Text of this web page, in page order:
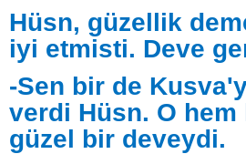
Hüsn, güzellik
iyi etmisti. Deve
-Sen bir de
verdi Hüsn. O
güzel bir deveydi.